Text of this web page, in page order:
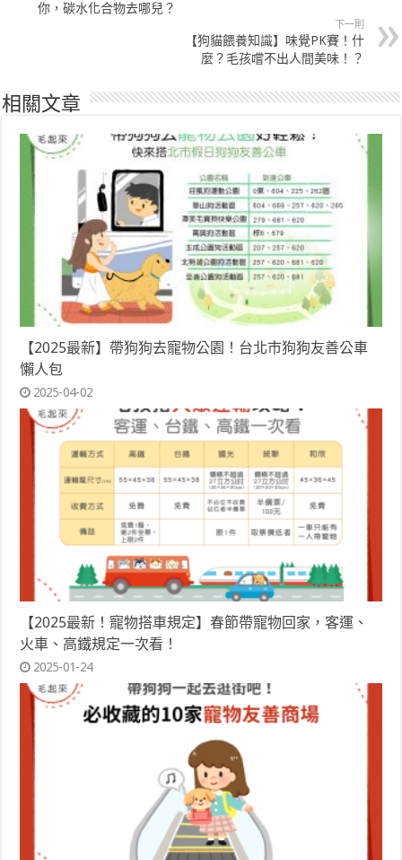
你，碳水化合物去哪兒？
下一則
【狗貓餵養知識】味覺PK賽！什
麼？毛孩嚐不出人間美味！？
相關文章
【2025最新】帶狗狗去寵物公園！台北市狗狗友善公車
懶人包
2025-04-02
【2025最新！寵物搭車規定】春節帶寵物回家，客運、
火車、高鐵規定一次看！
2025-01-24